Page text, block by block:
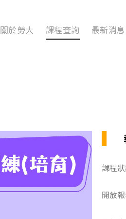
關於勞大 課程查詢 最新消息
課程
開放